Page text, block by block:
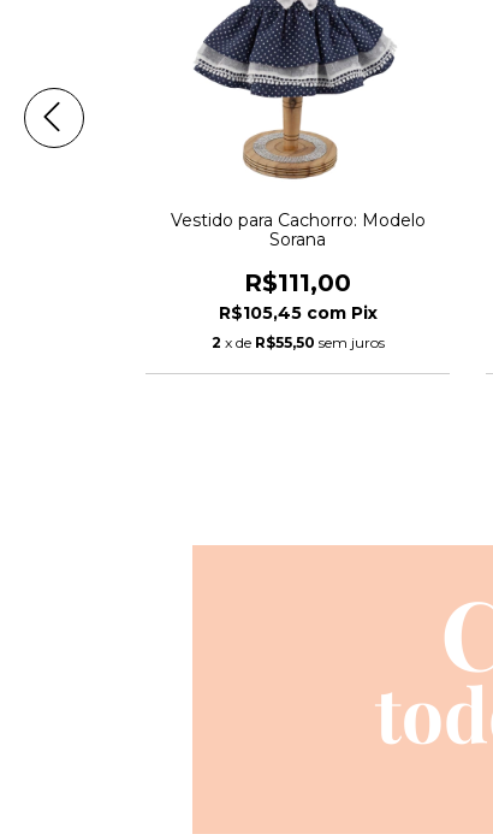
Vestido para Cachorro: Modelo
Sorana
R$111,00
R$105,45 com Pix
2 x de R$55,50 sem juros